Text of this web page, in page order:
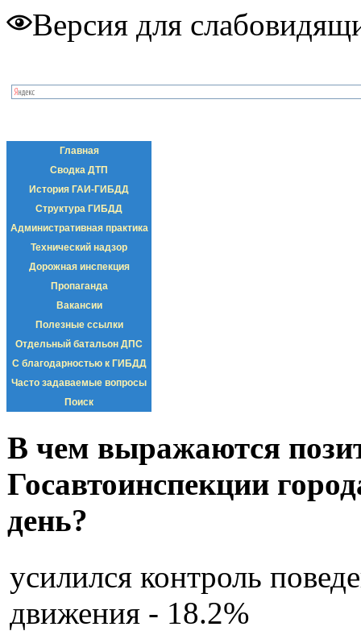
Версия для
Главная
Сводка ДТП
История ГАИ-ГИБДД
Структура ГИБДД
Административная практика
Технический надзор
Дорожная инспекция
Пропаганда
Вакансии
Полезные ссылки
Отдельный батальон ДПС
С благодарностью к ГИБДД
Часто задаваемые вопросы
Поиск
В чем выражаются
Госавтоинспекции
день?
усилился контроль
движения - 18.2%